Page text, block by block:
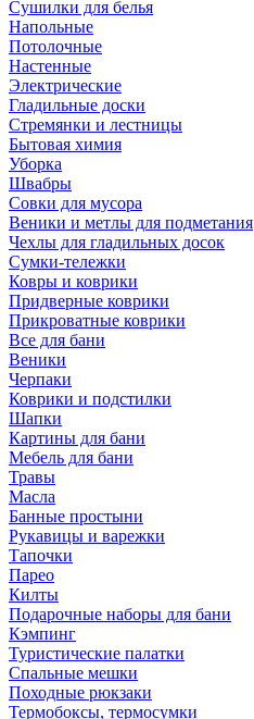
Сушилки для белья
Напольные
Потолочные
Настенные
Электрические
Гладильные доски
Стремянки и лестницы
Бытовая химия
Уборка
Швабры
Совки для мусора
Веники и метлы для подметания
Чехлы для гладильных досок
Сумки-тележки
Ковры и коврики
Придверные коврики
Прикроватные коврики
Все для бани
Веники
Черпаки
Коврики и подстилки
Шапки
Картины для бани
Мебель для бани
Травы
Масла
Банные простыни
Рукавицы и варежки
Тапочки
Парео
Килты
Подарочные наборы для бани
Кэмпинг
Туристические палатки
Спальные мешки
Походные рюкзаки
Термобоксы, термосумки